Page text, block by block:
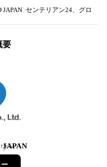
JAPAN センテリアン24、グロー
要
JAPAN
ー